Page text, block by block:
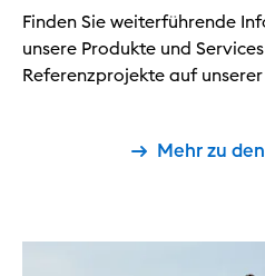
Finden Sie weiterführende
unsere Produkte und
Referenzprojekte auf
Mehr zu